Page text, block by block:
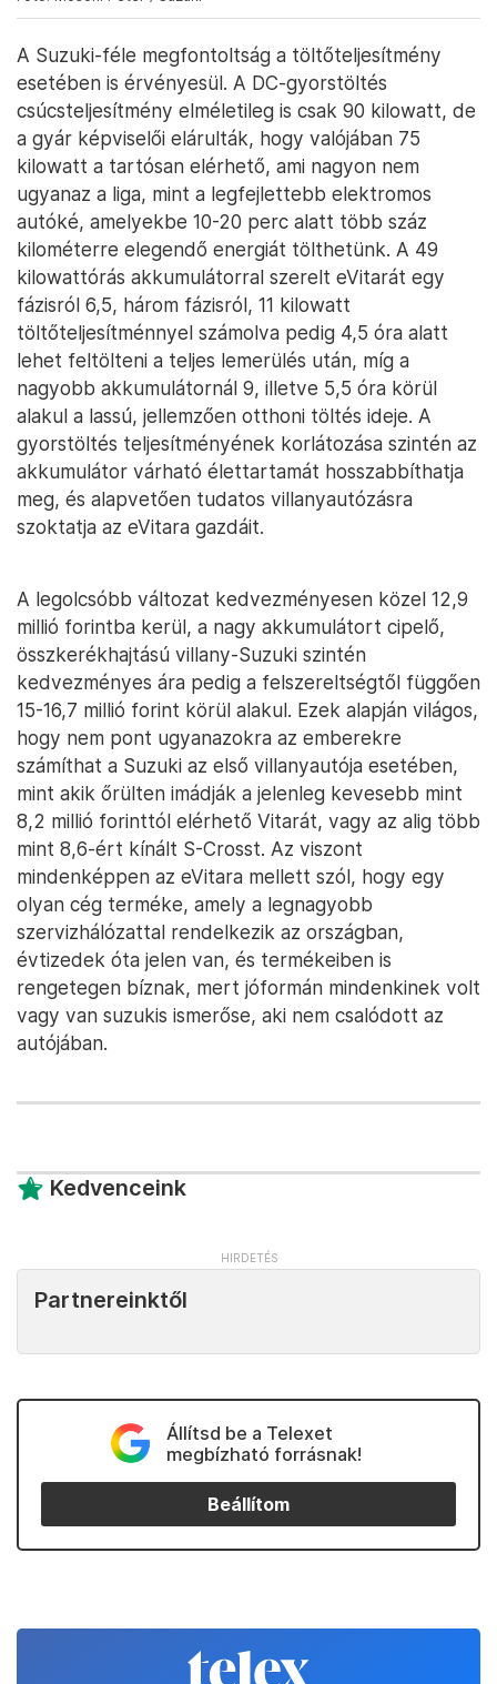
A Suzuki-féle megfontoltság a töltőteljesítmény
esetében is érvényesül. A DC-gyorstöltés
csúcsteljesítmény elméletileg is csak 90 kilowatt, de
a gyár képviselői elárulták, hogy valójában 75
kilowatt a tartósan elérhető, ami nagyon nem
ugyanaz a liga, mint a legfejlettebb elektromos
autóké, amelyekbe 10-20 perc alatt több száz
kilométerre elegendő energiát tölthetünk. A 49
kilowattórás akkumulátorral szerelt eVitarát egy
fázisról 6,5, három fázisról, 11 kilowatt
töltőteljesítménnyel számolva pedig 4,5 óra alatt
lehet feltölteni a teljes lemerülés után, míg a
nagyobb akkumulátornál 9, illetve 5,5 óra körül
alakul a lassú, jellemzően otthoni töltés ideje. A
gyorstöltés teljesítményének korlátozása szintén az
akkumulátor várható élettartamát hosszabbíthatja
meg, és alapvetően tudatos villanyautózásra
szoktatja az eVitara gazdáit.
A legolcsóbb változat kedvezményesen közel 12,9
millió forintba kerül, a nagy akkumulátort cipelő,
összkerékhajtású villany-Suzuki szintén
kedvezményes ára pedig a felszereltségtől függően
15-16,7 millió forint körül alakul. Ezek alapján világos,
hogy nem pont ugyanazokra az emberekre
számíthat a Suzuki az első villanyautója esetében,
mint akik őrülten imádják a jelenleg kevesebb mint
8,2 millió forinttól elérhető Vitarát, vagy az alig több
mint 8,6-ért kínált S-Crosst. Az viszont
mindenképpen az eVitara mellett szól, hogy egy
olyan cég terméke, amely a legnagyobb
szervizhálózattal rendelkezik az országban,
évtizedek óta jelen van, és termékeiben is
rengetegen bíznak, mert jóformán mindenkinek volt
vagy van suzukis ismerőse, aki nem csalódott az
autójában.
Kedvenceink
Partnereinktől
Állítsd be a Telexet
megbízható forrásnak!
Beállítom